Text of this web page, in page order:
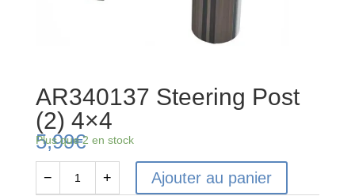
AR340137 Steering Post
(2) 4×4
5,99€
Plus que 2 en stock
quantité
− + Ajouter au panier